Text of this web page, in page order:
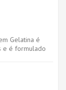
Gelatina é
e é formulado